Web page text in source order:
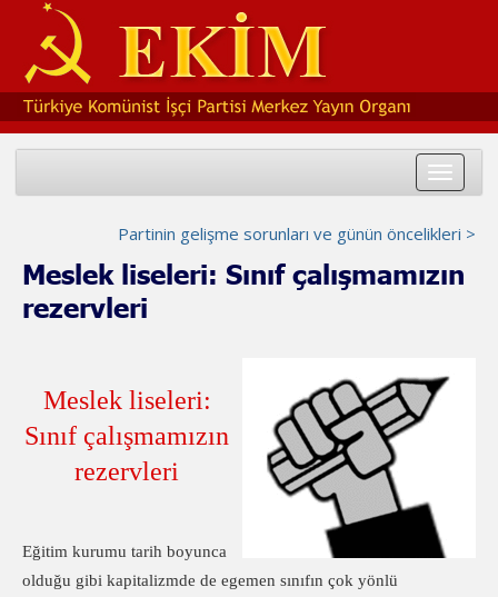
Toggle
Partinin gelişme sorunları ve günün öncelikleri >
Meslek liseleri: Sınıf çalışmamızın
rezervleri
Meslek liseleri:
Sınıf çalışmamızın
rezervleri
Eğitim kurumu tarih boyunca
olduğu gibi kapitalizmde de egemen sınıfın çok yönlü